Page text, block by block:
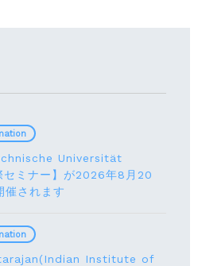
Universität
ミナー】が2026年8⽉20
催されます
Institute of